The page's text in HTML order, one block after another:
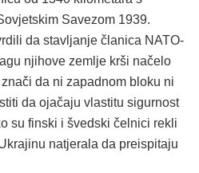
Savezom 1939.
da stavljanje članica NATO-
njihove zemlje krši načelo
da ni zapadnom bloku ni
da ojačaju vlastitu sigurnost
su finski i švedski čelnici rekli
natjerala da preispitaju